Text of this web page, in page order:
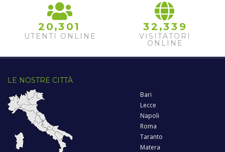
2 0,3 01
UTENTI ONLINE
32 ,33 9
VISITATORI
ONLINE
LE NOSTRE CITTÀ
Bari
Lecce
Napoli
Roma
Taranto
Matera